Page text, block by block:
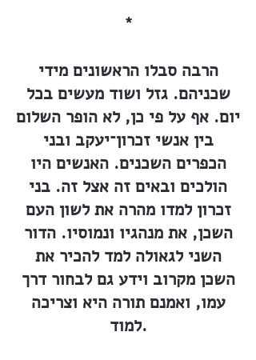
*
הרבה סבלו הראשונים מידי
שכניהם. גזל ושוד מעשים בכל
יום. אף על פי כן, לא הופר השלום
בין אנשי זכרון־יעקב ובני
הכפרים השכנים. האנשים היו
הולכים ובאים זה אצל זה. בני
זכרון למדו מהרה את לשון העם
השכן, את מנהגיו ונמוסיו. הדור
השני לגאולה למד להכיר את
השכן מקרוב וידע גם לבחור דרך
עמו, ואמנם תורה היא וצריכה
למוד.